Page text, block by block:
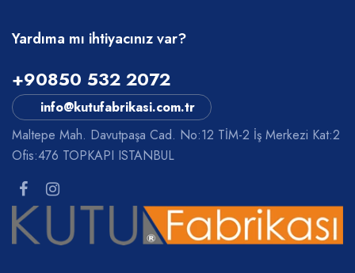
Yardıma mı ihtiyacınız var?
+90850 532 2072
info@kutufabrikasi.com.tr
Maltepe Mah. Davutpaşa Cad. No:12 TİM-2 İş Merkezi Kat:2
Ofis:476 TOPKAPI ISTANBUL